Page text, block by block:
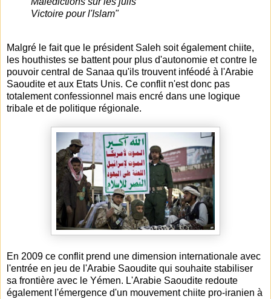
Victoire pour l'Islam"
Malgré le fait que le président Saleh soit également chiite,
les houthistes se battent pour plus d'autonomie et contre le
pouvoir central de Sanaa qu'ils trouvent inféodé à l'Arabie
Saoudite et aux Etats Unis. Ce conflit n'est donc pas
totalement confessionnel mais encré dans une logique
tribale et de politique régionale.
En 2009 ce conflit prend une dimension internationale avec
l'entrée en jeu de l'Arabie Saoudite qui souhaite stabiliser
sa frontière avec le Yémen. L'Arabie Saoudite redoute
également l'émergence d'un mouvement chiite pro-iranien à